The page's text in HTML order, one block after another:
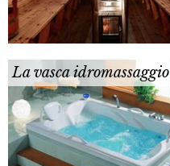
La vasca idromassaggio